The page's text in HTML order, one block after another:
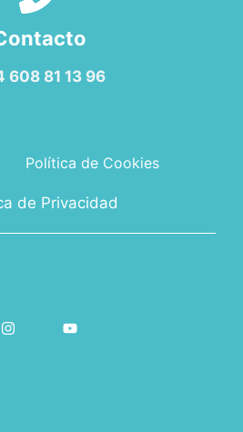
608 81 13 96
Política de Cookies
de Privacidad